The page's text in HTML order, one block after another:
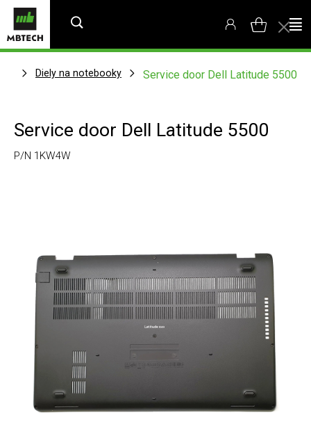
Diely na notebooky Service door Dell Latitude 5500
Service door Dell Latitude 5500
P/N 1KW4W